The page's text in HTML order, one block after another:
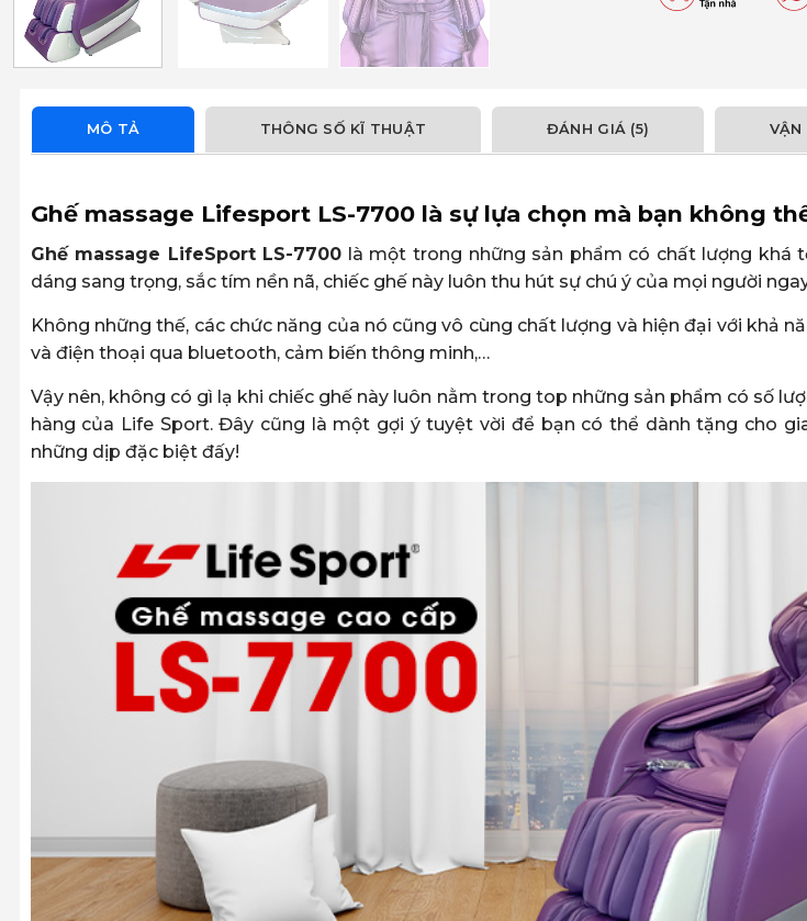
MÔ TẢ THÔNG SỐ KĨ THUẬT ĐÁNH GIÁ (5) VẬN
Ghế massage Lifesport LS-7700 là sự lựa chọn mà bạn không
Ghế massage LifeSport LS-7700 là một trong những sản phẩm có chất lượng khá
dáng sang trọng, sắc tím nền nã, chiếc ghế này luôn thu hút sự chú ý của mọi người
Không những thế, các chức năng của nó cũng vô cùng chất lượng và hiện đại với khả
và điện thoại qua bluetooth, cảm biến thông minh,…
Vậy nên, không có gì lạ khi chiếc ghế này luôn nằm trong top những sản phẩm có số
hàng của Life Sport. Đây cũng là một gợi ý tuyệt vời để bạn có thể dành tặng cho
những dịp đặc biệt đấy!